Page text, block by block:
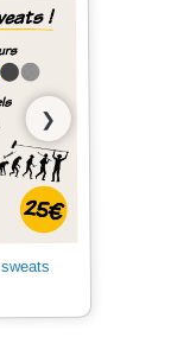
❯
sweats